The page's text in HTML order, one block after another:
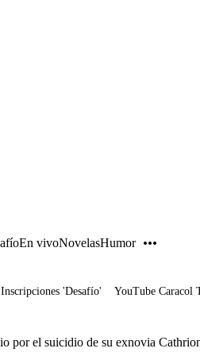
En vivoNovelasHumor
Inscripciones 'Desafío' YouTube Caracol
por el suicidio de su exnovia